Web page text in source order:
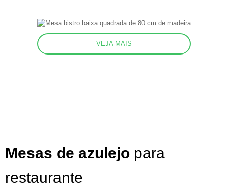
VEJA MAIS
Mesas de azulejo para
restaurante